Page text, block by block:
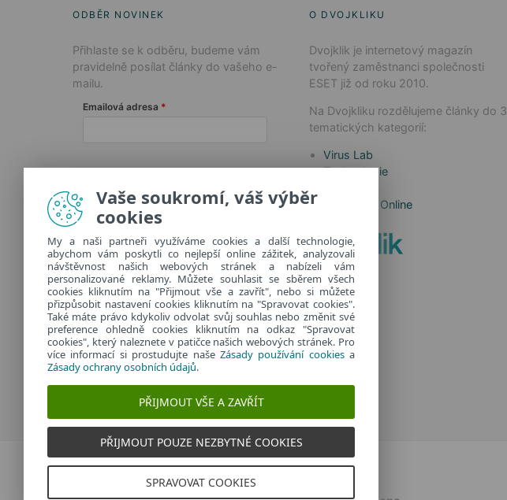
ODBĚR NOVINEK
Přihlaste se k odběru, budeme vám
pravidelně posílat články do vašeho e-
mailu.
Emailová adresa
Další informace o zpracování
osobních údajů najdete v našich
zásadách ochrany osobních údajů
O DVOJKLIKU
Dvojklik je internetový magazín
tvořený zaměstnanci společnosti
ESET již od roku 2010.
Na Dvojkliku rozdělujeme články do 3
tematických kategorií:
Virus Lab
Technologie
Safer Kids Online
Dvojklik.cz
Vaše soukromí, váš výběr
cookies
My a naši partneři využíváme cookies a další technologie,
abychom vám poskytli co nejlepší online zážitek, analyzovali
návštěvnost našich webových stránek a nabízeli vám
personalizované reklamy. Můžete souhlasit se sběrem všech
cookies kliknutím na "Přijmout vše a zavřít", nebo si můžete
přizpůsobit nastavení cookies kliknutím na "Spravovat cookies".
Také máte právo kdykoliv odvolat svůj souhlas nebo změnit své
preference ohledně cookies kliknutím na odkaz "Spravovat
cookies", který naleznete v patičce našich webových stránek. Pro
více informací si prostudujte naše Zásady používání cookiesa
Zásady ochrany osobních údajů.
PŘIJMOUT VŠE A ZAVŘÍT
PŘIJMOUT POUZE NEZBYTNÉ COOKIES
SPRAVOVAT COOKIES